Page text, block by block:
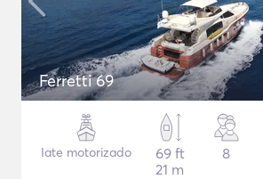
Ferretti 69
Iate motorizado
69 ft
21 m
8